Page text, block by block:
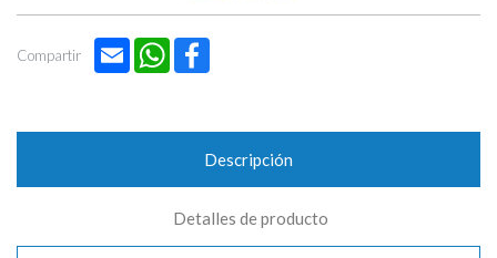
Compartir Email WhatsApp
Descripción
Detalles de producto